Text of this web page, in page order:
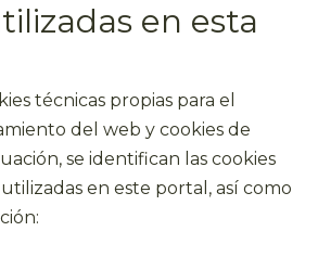
en esta
técnicas propias para el
del web y cookies de
se identifican las cookies
en este portal, así como